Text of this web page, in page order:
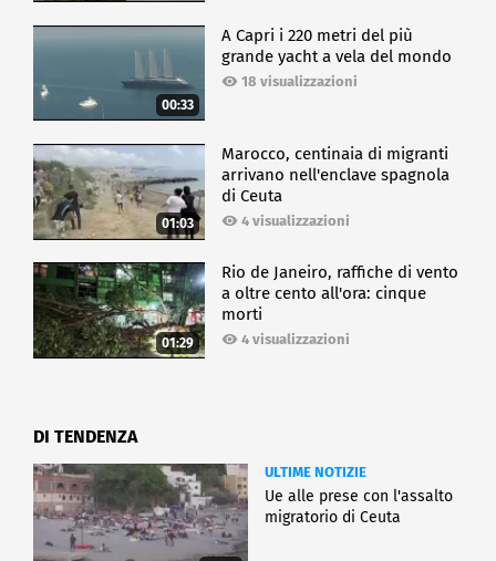
00:33
A Capri i 220 metri del più
grande yacht a vela del mondo
18 visualizzazioni
01:03
Marocco, centinaia di migranti
arrivano nell'enclave spagnola
di Ceuta
4 visualizzazioni
01:29
Rio de Janeiro, raffiche di vento
a oltre cento all'ora: cinque
morti
4 visualizzazioni
DI TENDENZA
ULTIME NOTIZIE
Ue alle prese con l'assalto
migratorio di Ceuta